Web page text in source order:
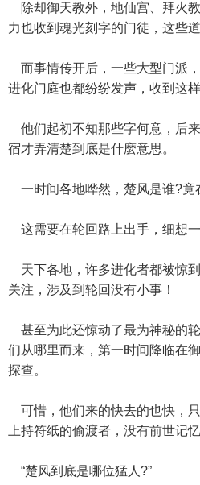
除却御天教外，地仙宫、拜火
力也收到魂光刻字的门徒，这些
而事情传开后，一些大型门派
进化门庭也都纷纷发声，收到这样
他们起初不知那些字何意，后
宿才弄清楚到底是什麽意思。
一时间各地哗然，楚风是谁?竟
这需要在轮回路上出手，细想一
天下各地，许多进化者都被惊
关注，涉及到轮回没有小事！
甚至为此还惊动了最为神秘的
们从哪里而来，第一时间降临在
探查。
可惜，他们来的快去的也快，
上持符纸的偷渡者，没有前世记
“楚风到底是哪位猛人?”